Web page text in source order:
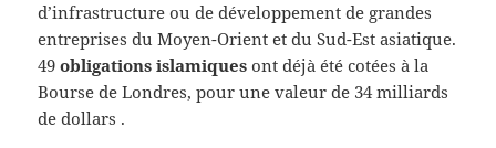
d’infrastructure ou de développement de grandes
entreprises du Moyen-Orient et du Sud-Est asiatique.
49obligations islamiques ont déjà été cotées à la
Bourse de Londres, pour une valeur de 34 milliards
de dollars .